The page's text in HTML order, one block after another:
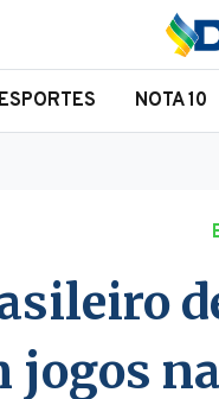
ESPORTES NOTA 10